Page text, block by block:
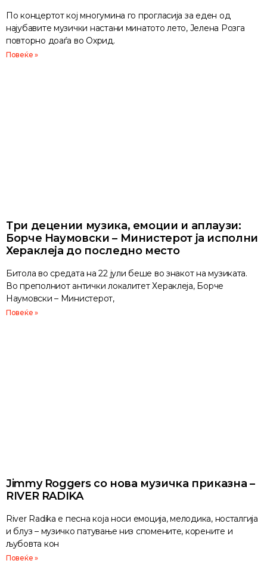
По концертот кој многумина го прогласија за еден од
најубавите музички настани минатото лето, Јелена Розга
повторно доаѓа во Охрид.
Повеќе »
Три децении музика, емоции и аплаузи:
Борче Наумовски – Министерот ја исполни
Хераклеја до последно место
Битола во средата на 22 јули беше во знакот на музиката.
Во преполниот антички локалитет Хераклеја, Борче
Наумовски – Министерот,
Повеќе »
Jimmy Roggers со нова музичка приказна –
RIVER RADIKA
River Radika е песна која носи емоција, мелодика, носталгија
и блуз – музичко патување низ спомените, корените и
љубовта кон
Повеќе »